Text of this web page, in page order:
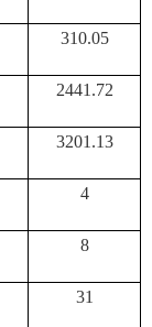
310.05
2441.72
3201.13
4
8
31